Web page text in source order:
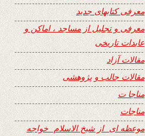
معرفی کتابهای جدید
معرفی و تجلیل از مساجد ، اماکن و
عابدات تاریخی
مقالات آزاد
مقالات جالب و پژوهشی
مناجا ت
مناجات
موعظه ای از شیخ الاسلام خواجه